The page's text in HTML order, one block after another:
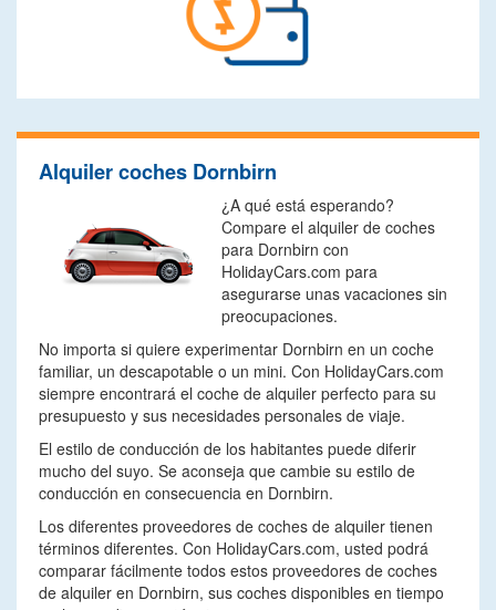
Alquiler coches Dornbirn
¿A qué está esperando?
Compare el alquiler de coches
para Dornbirn con
HolidayCars.com para
asegurarse unas vacaciones sin
preocupaciones.
No importa si quiere experimentar Dornbirn en un coche
familiar, un descapotable o un mini. Con HolidayCars.com
siempre encontrará el coche de alquiler perfecto para su
presupuesto y sus necesidades personales de viaje.
El estilo de conducción de los habitantes puede diferir
mucho del suyo. Se aconseja que cambie su estilo de
conducción en consecuencia en Dornbirn.
Los diferentes proveedores de coches de alquiler tienen
términos diferentes. Con HolidayCars.com, usted podrá
comparar fácilmente todos estos proveedores de coches
de alquiler en Dornbirn, sus coches disponibles en tiempo